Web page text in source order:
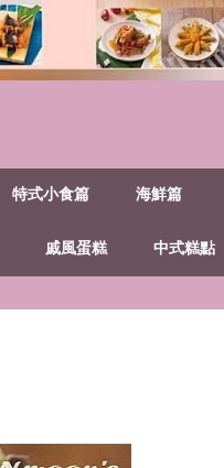
特式小食篇 海鮮篇
戚風蛋糕 中式糕點